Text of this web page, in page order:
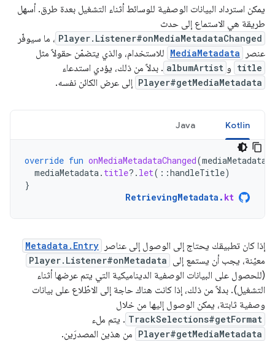
يمكن استرداد البيانات الوصفية للوسائط أثناء التشغيل بعدة طرق. أسهل
طريقة هي الاستماع إلى حدث
Player.Listener#onMediaMetadataChanged ، ما سيوفّر
عنصر
MediaMetadata للاستخدام، والذي يتضمّن حقولاً مثل
title و albumArtist . بدلاً من ذلك، يؤدي استدعاء
Player#getMediaMetadata إلى عرض الكائن نفسه.
Kotlin
Java
override fun onMediaMetadataChanged(mediaMetadata
mediaMetadata. title?. let( ::handleTitle)
}
RetrievingMetadata . kt
إذا كان تطبيقك يحتاج إلى الوصول إلى عناصر Metadata.Entry
معيّنة، يجب أن يستمع إلى Player.Listener#onMetadata
(للحصول على البيانات الوصفية الديناميكية التي يتم عرضها أثناء
التشغيل). بدلاً من ذلك، إذا كانت هناك حاجة إلى الاطّلاع على بيانات
وصفية ثابتة، يمكن الوصول إليها من خلال
TrackSelections#getFormat . يتم ملء
Player#getMediaMetadata من هذين المصدرَين.